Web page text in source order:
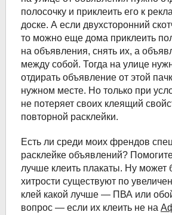
полосочку и приклеить его к
доске. А если двухсторонний
то можно еще дома приклеить
на объявления, снять их, а
между собой. Тогда на улице
отдирать объявление от этой
нужном месте. Но только при
не потеряет своих клеящий
повторной расклейки.
Есть ли среди моих френдов
расклейке объявлений?
лучше клеить плакаты. Ну может
хитрости существуют по
клей какой лучше — ПВА или
вопрос — если их клеить не на